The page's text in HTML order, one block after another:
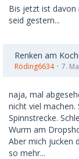
Bis jetzt ist davon
seid gestern...
Renken am
Röding6634 7.
naja, mal
nicht viel
Spinnstrecke.
Wurm am
Aber mich jucken
so mehr...